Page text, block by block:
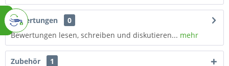
Bewertungen
0
Bewertungen lesen, schreiben und diskutieren... mehr
Zubehör 1